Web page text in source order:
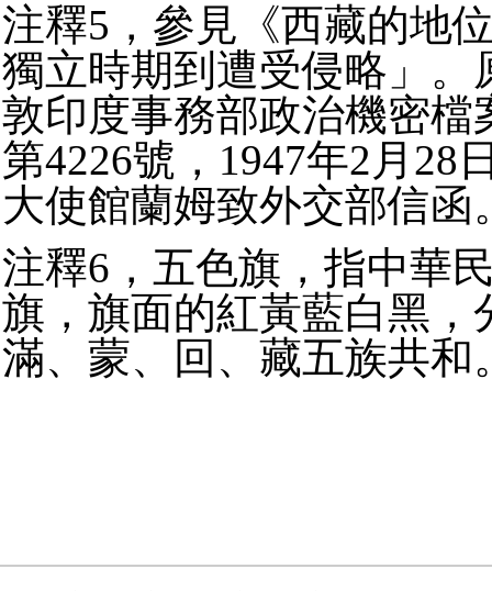
注釋5，參見《西藏的地
獨立時期到遭受侵略」。
敦印度事務部政治機密檔
第4226號，1947年2月28
大使館蘭姆致外交部信函
注釋6，五色旗，指中華
旗，旗面的紅黃藍白黑，
滿、蒙、回、藏五族共和